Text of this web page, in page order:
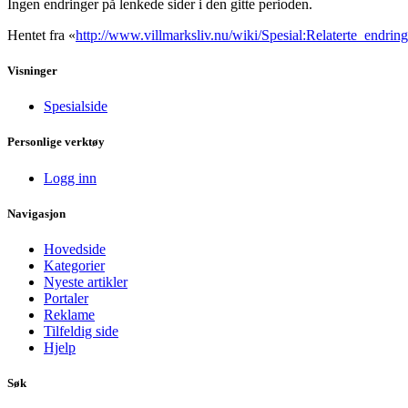
Ingen endringer på lenkede sider i den gitte perioden.
Hentet fra «http://www.villmarksliv.nu/wiki/
Visninger
Spesialside
Personlige verktøy
Logg inn
Navigasjon
Hovedside
Kategorier
Nyeste artikler
Portaler
Reklame
Tilfeldig side
Hjelp
Søk